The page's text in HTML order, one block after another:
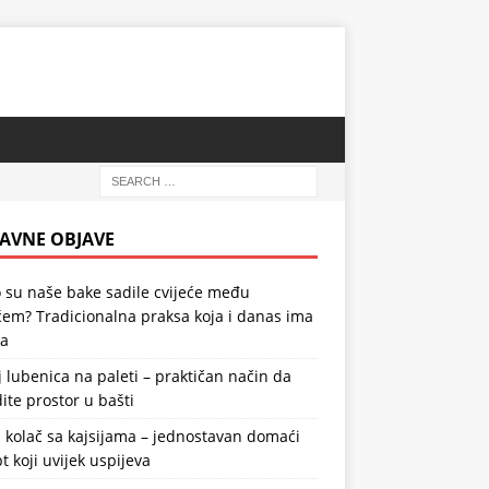
OBJAVE
su naše bake sadile cvijeće među
Tradicionalna praksa koja i danas ima
lubenica na paleti – praktičan način da
prostor u bašti
kolač sa kajsijama – jednostavan domaći
koji uvijek uspijeva